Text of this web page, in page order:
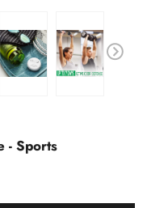
- Sports